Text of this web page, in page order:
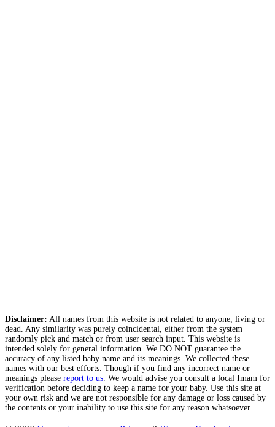
Disclaimer: All names from this website is not related to anyone, living or
dead. Any similarity was purely coincidental, either from the system
randomly pick and match or from user search input. This website is
intended solely for general information. We DO NOT guarantee the
accuracy of any listed baby name and its meanings. We collected these
names with our best efforts. Though if you find any incorrect name or
meanings please report to us . We would advise you consult a local Imam for
verification before deciding to keep a name for your baby. Use this site at
your own risk and we are not responsible for any damage or loss caused by
the contents or your inability to use this site for any reason whatsoever.